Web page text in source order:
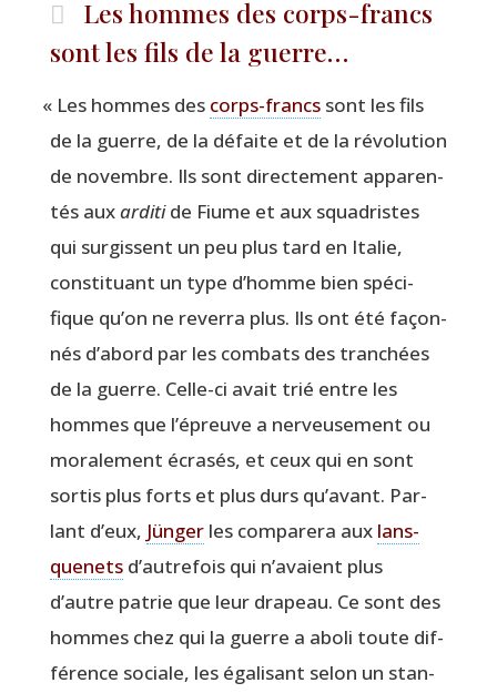
Les hommes des corps-francs
sont les fils de la guerre…
« Les hommes des corps-francs sont les fils
de la guerre, de la défaite et de la révo­lu­tion
de novembre. Ils sont direc­te­ment appa­ren­
tés auxardi­tide Fiume et aux squa­dristes
qui sur­gissent un peu plus tard en Ita­lie,
consti­tuant un type d’homme bien spé­ci­
fique qu’on ne rever­ra plus. Ils ont été façon­
nés d’abord par les com­bats des tran­chées
de la guerre. Celle-ci avait trié entre les
hommes que l’épreuve a ner­veu­se­ment ou
mora­le­ment écra­sés, et ceux qui en sont
sor­tis plus forts et plus durs qu’avant. Par­
lant d’eux, Jün­gerles com­pa­re­ra aux lans­
que­netsd’autrefois qui n’avaient plus
d’autre patrie que leur dra­peau. Ce sont des
hommes chez qui la guerre a abo­li toute dif­
fé­rence sociale, les éga­li­sant selon un stan­